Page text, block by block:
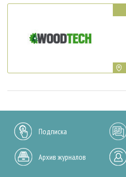
Подписка
Архив журналов